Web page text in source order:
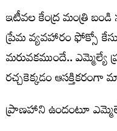
ఇటీవల కేంద్ర మంత్రి
ప్రేమ వ్యవహారం ఫోక్సో
మరువకముందే.. ఎమ్మెల్యే
రచ్చకెక్కడం ఆసక్తికరంగా
ప్రాణహాని ఉందంటూ